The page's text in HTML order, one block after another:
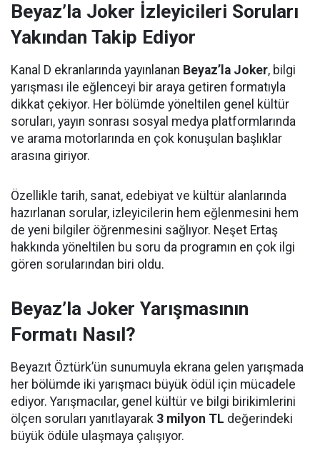
Beyaz’la Joker İzleyicileri Soruları
Yakından Takip Ediyor
Kanal D ekranlarında yayınlanan Beyaz’la Joker, bilgi
yarışması ile eğlenceyi bir araya getiren formatıyla
dikkat çekiyor. Her bölümde yöneltilen genel kültür
soruları, yayın sonrası sosyal medya platformlarında
ve arama motorlarında en çok konuşulan başlıklar
arasına giriyor.
Özellikle tarih, sanat, edebiyat ve kültür alanlarında
hazırlanan sorular, izleyicilerin hem eğlenmesini hem
de yeni bilgiler öğrenmesini sağlıyor. Neşet Ertaş
hakkında yöneltilen bu soru da programın en çok ilgi
gören sorularından biri oldu.
Beyaz’la Joker Yarışmasının
Formatı Nasıl?
Beyazıt Öztürk’ün sunumuyla ekrana gelen yarışmada
her bölümde iki yarışmacı büyük ödül için mücadele
ediyor. Yarışmacılar, genel kültür ve bilgi birikimlerini
ölçen soruları yanıtlayarak 3 milyon TL değerindeki
büyük ödüle ulaşmaya çalışıyor.